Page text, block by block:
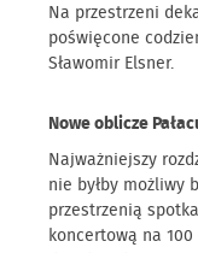
Na przestrzeni
poświęcone
Sławomir Elsner.
Nowe oblicze
Najważniejszy
nie byłby możliwy
przestrzenią
koncertową na